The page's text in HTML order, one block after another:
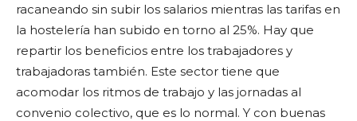
racaneando sin subir los salarios mientras las tarifas en
la hostelería han subido en torno al 25%. Hay que
repartir los beneficios entre los trabajadores y
trabajadoras también. Este sector tiene que
acomodar los ritmos de trabajo y las jornadas al
convenio colectivo, que es lo normal. Y con buenas